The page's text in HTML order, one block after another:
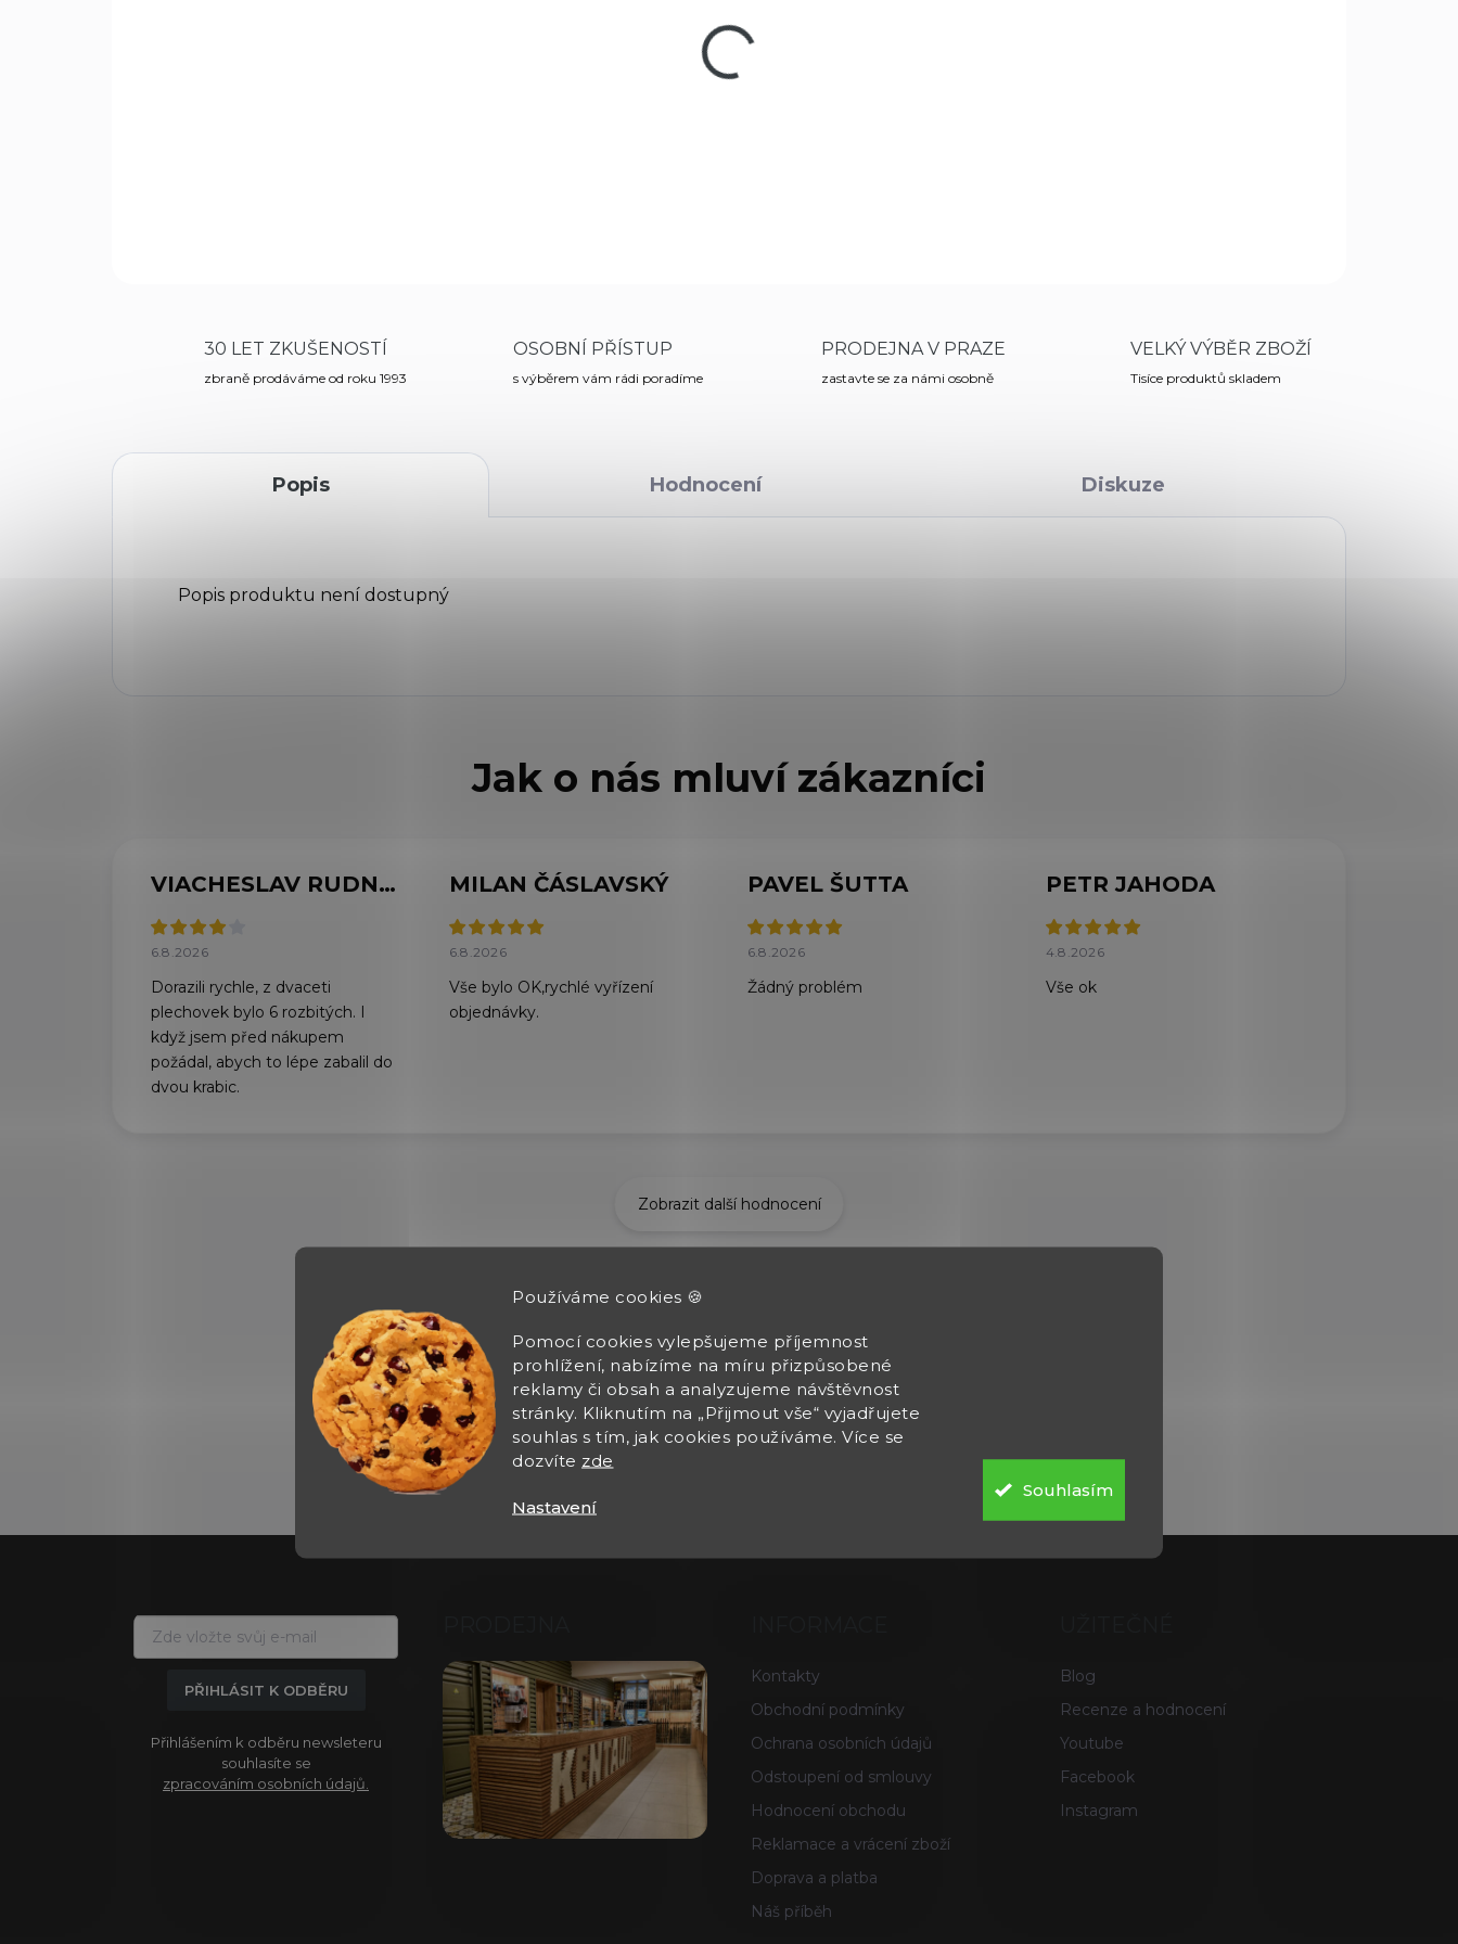
Používáme cookies 🍪
Pomocí cookies vylepšujeme příjemnost
prohlížení, nabízíme na míru přizpůsobené
reklamy či obsah a analyzujeme návštěvnost
stránky. Kliknutím na „Přijmout vše“ vyjadřujete
souhlas s tím, jak cookies používáme. Více se
dozvíte zde
Nastavení
Souhlasím
30 LET ZKUŠENOSTÍ
zbraně prodáváme od roku 1993
OSOBNÍ PŘÍSTUP
s výběrem vám rádi poradíme
PRODEJNA V PRAZE
zastavte se za námi osobně
VELKÝ VÝBĚR ZBOŽÍ
Tisíce produktů skladem
Popis Hodnocení Diskuze
Popis produktu není dostupný
VIACHESLAV RUDNYTSKYI
6.8.2026
Dorazili rychle, z dvaceti
plechovek bylo 6 rozbitých. I
když jsem před nákupem
požádal, abych to lépe zabalil do
dvou krabic.
MILAN ČÁSLAVSKÝ
6.8.2026
Vše bylo OK,rychlé vyřízení
objednávky.
PAVEL ŠUTTA
6.8.2026
Žádný problém
PETR JAHODA
4.8.2026
Vše ok
Zobrazit další hodnocení
PŘIHLÁSIT K ODBĚRU
Přihlášením k odběru newsleteru
souhlasíte se
zpracováním osobních údajů.
Kontakty
Obchodní podmínky
Ochrana osobních údajů
Odstoupení od smlouvy
Hodnocení obchodu
Reklamace a vrácení zboží
Doprava a platba
Náš příběh
Blog
Recenze a hodnocení
Youtube
Facebook
Instagram